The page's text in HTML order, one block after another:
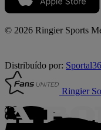
© 2026 Ringier Sports
Distribuído por:
Ringier